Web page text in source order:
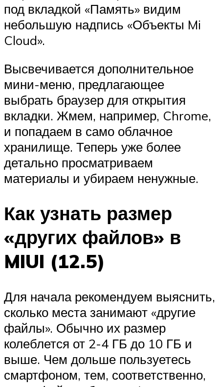
под вкладкой «Память» видим
небольшую надпись «Объекты Mi
Cloud».
Высвечивается дополнительное
мини-меню, предлагающее
выбрать браузер для открытия
вкладки. Жмем, например, Chrome,
и попадаем в само облачное
хранилище. Теперь уже более
детально просматриваем
материалы и убираем ненужные.
Как узнать размер
«других файлов» в
MIUI (12.5)
Для начала рекомендуем выяснить,
сколько места занимают «другие
файлы». Обычно их размер
колеблется от 2-4 ГБ до 10 ГБ и
выше. Чем дольше пользуетесь
смартфоном, тем, соответственно,